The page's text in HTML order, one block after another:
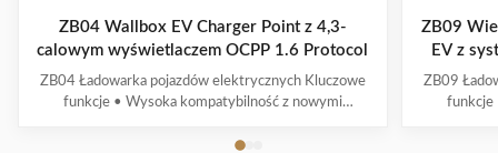
ZB04 Wallbox EV Charger Point z 4,3-
calowym wyświetlaczem OCPP 1.6 Protocol
ZB04 Ładowarka pojazdów elektrycznych Kluczowe
funkcje • Wysoka kompatybilność z nowymi
energetycznych• Wielointeligentne wykrywanie z
ZB09
EV z
ZB09
funkcje